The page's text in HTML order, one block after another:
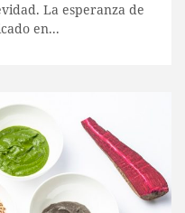
La esperanza de
en...